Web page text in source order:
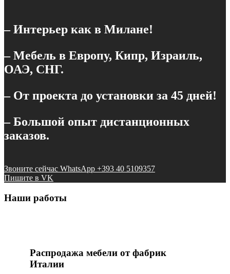
– Интерьер как в Милане!
– Мебель в Европу, Кипр, Израиль,
ОАЭ, СНГ.
– От проекта до установки за 45 дней!
– Большой опыт дистанционных
заказов.
Звоните сейчас WhatsApp +393 40 5109357
Пишите в VK
Наши работы
Распродажа мебели от фабрик
Италии